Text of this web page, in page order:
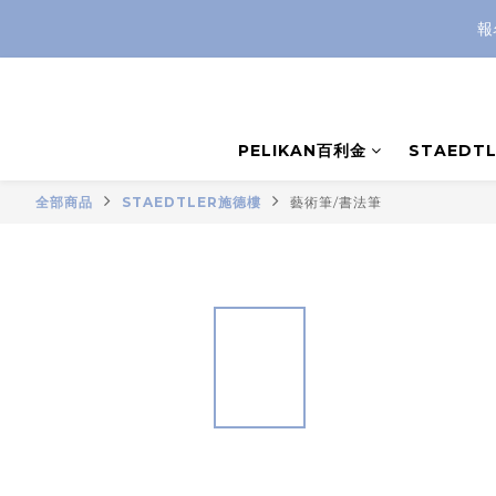
報
PELIKAN百利金
全部商品 STAEDTLER施德樓 藝術筆/書法筆